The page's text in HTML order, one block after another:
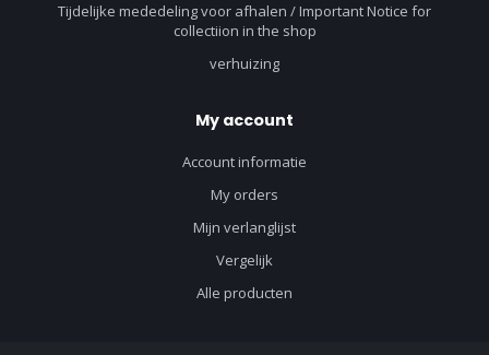
Tijdelijke mededeling voor afhalen / Important Notice for
collectiion in the shop
verhuizing
My account
Account informatie
My orders
Mijn verlanglijst
Vergelijk
Alle producten